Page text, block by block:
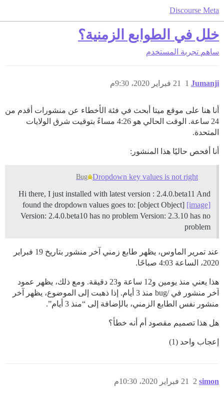
Discourse Meta
خلل في الطوابع الزمنية؟
ساهم تجربة المستخدم
Jumanji 21 فبراير 2020، 9:30م 1
أنا هنا على موقع ميتا أبحث في فئة الأخطاء عن منشورات أقدم من
24 ساعة. الوقت الحالي هو 4:26 مساءً بتوقيت شرق الولايات
المتحدة.
أنا أفحص حاليًا هذا المنشور:
Dropdown key values is not right
Bug
Hi there, I just installed with latest version : 2.4.0.beta11 And
found the dropdown values goes to: [object Object] [image]
Version: 2.4.0.beta10 has no problem Version: 2.3.10 has no
problem
عند تمرير الماوس، يظهر طابع زمني آخر منشور بتاريخ 19 فبراير
2020، الساعة 4:03 صباحًا.
هذا يعني منذ يومين و12 ساعة و23 دقيقة. ومع ذلك، يظهر عمود
آخر منشور في /bug منذ 3 أيام. إذا ذهبت إلى الموضوع، يظهر آخر
منشور نفس الطابع الزمني، بالإضافة إلى “منذ 3 أيام”.
هل هذا تصميم مقصود أم أنه خطأ؟
إعجاب واحد (1)
simon 21 فبراير 2020، 10:30م 2